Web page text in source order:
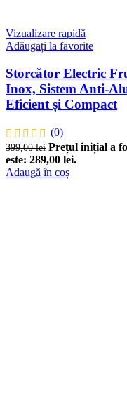
Vizualizare rapidă
Adăugați la favorite
Storcător Electric
Inox, Sistem Anti-
Eficient și Compact
(0)
399,00lei Prețul inițial a
este: 289,00 lei.
Adaugă în coș